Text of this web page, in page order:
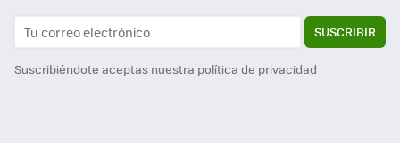
SUSCRIBIR
Suscribiéndote aceptas nuestra política de privacidad